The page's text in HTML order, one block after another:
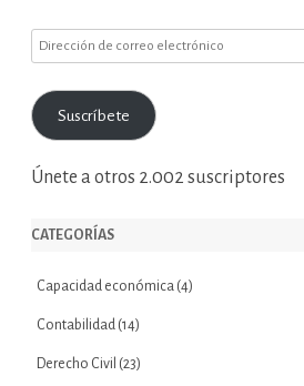
Dirección
correo
electrónico
Suscríbete
Únete a otros 2.002 suscriptores
CATEGORÍAS
Capacidad económica (4)
Contabilidad (14)
Derecho Civil (23)